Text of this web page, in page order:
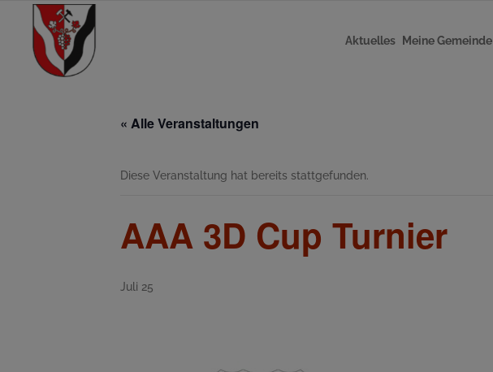
Aktuelles Meine Gemeinde
« Alle Veranstaltungen
Diese Veranstaltung hat bereits stattgefunden.
AAA 3D Cup Turnier
Juli 25